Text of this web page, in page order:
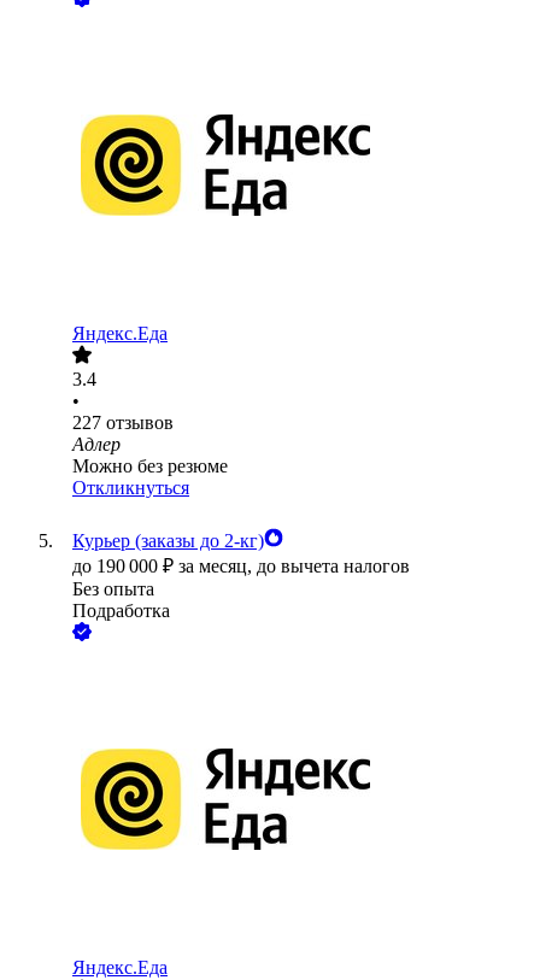
Яндекс.Еда
3.4
•
227 отзывов
Адлер
Можно без резюме
Откликнуться
Курьер (заказы до 2-кг)
до 190 000 ₽ за месяц, до вычета налогов
Без опыта
Подработка
Яндекс.Еда